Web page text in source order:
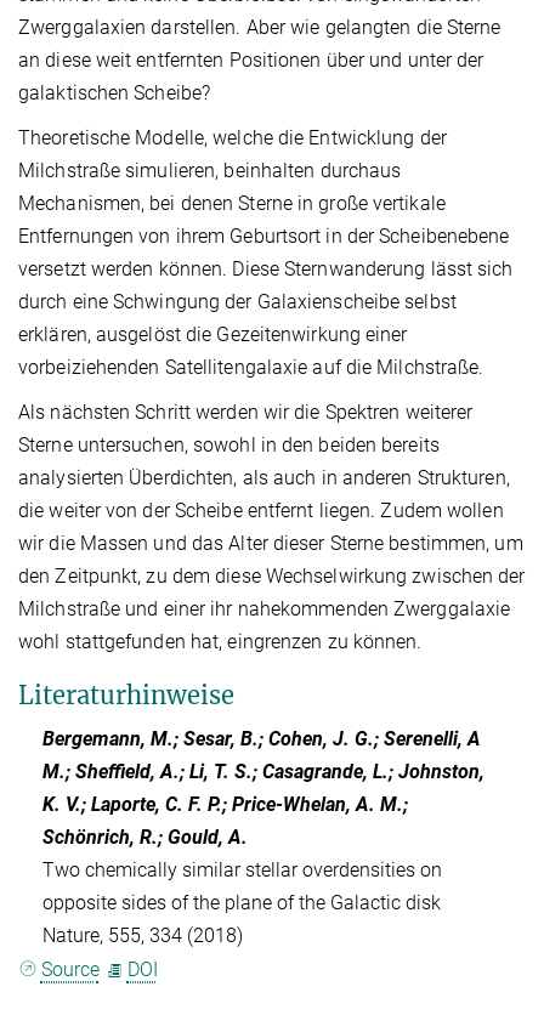
Zwerggalaxien darstellen. Aber wie gelangten die Sterne
an diese weit entfernten Positionen über und unter der
galaktischen Scheibe?
Theoretische Modelle, welche die Entwicklung der
Milchstraße simulieren, beinhalten durchaus
Mechanismen, bei denen Sterne in große vertikale
Entfernungen von ihrem Geburtsort in der Scheibenebene
versetzt werden können. Diese Sternwanderung lässt sich
durch eine Schwingung der Galaxienscheibe selbst
erklären, ausgelöst die Gezeitenwirkung einer
vorbeiziehenden Satellitengalaxie auf die Milchstraße.
Als nächsten Schritt werden wir die Spektren weiterer
Sterne untersuchen, sowohl in den beiden bereits
analysierten Überdichten, als auch in anderen Strukturen,
die weiter von der Scheibe entfernt liegen. Zudem wollen
wir die Massen und das Alter dieser Sterne bestimmen, um
den Zeitpunkt, zu dem diese Wechselwirkung zwischen der
Milchstraße und einer ihr nahekommenden Zwerggalaxie
wohl stattgefunden hat, eingrenzen zu können.
Literaturhinweise
Bergemann, M.; Sesar, B.; Cohen, J. G.; Serenelli, A
M.; Sheffield, A.; Li, T. S.; Casagrande, L.; Johnston,
K. V.; Laporte, C. F. P.; Price-Whelan, A. M.;
Schönrich, R.; Gould, A.
Two chemically similar stellar overdensities on
opposite sides of the plane of the Galactic disk
Nature, 555, 334 (2018)
Source
DOI